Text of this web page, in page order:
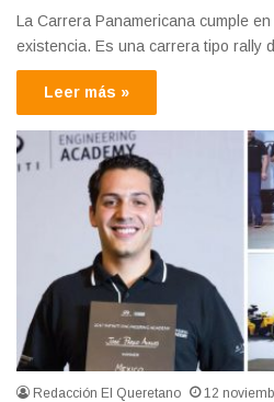
La Carrera Panamericana cumple
existencia. Es una carrera tipo rally
Leer más »
Redacción El Queretano 12